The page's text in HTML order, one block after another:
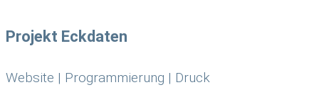
Projekt Eckdaten
Website | Programmierung | Druck